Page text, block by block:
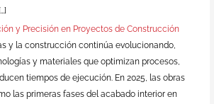
y Precisión en Proyectos de Construcción
y la construcción continúa evolucionando,
y materiales que optimizan procesos,
tiempos de ejecución. En 2025, las obras
las primeras fases del acabado interior en